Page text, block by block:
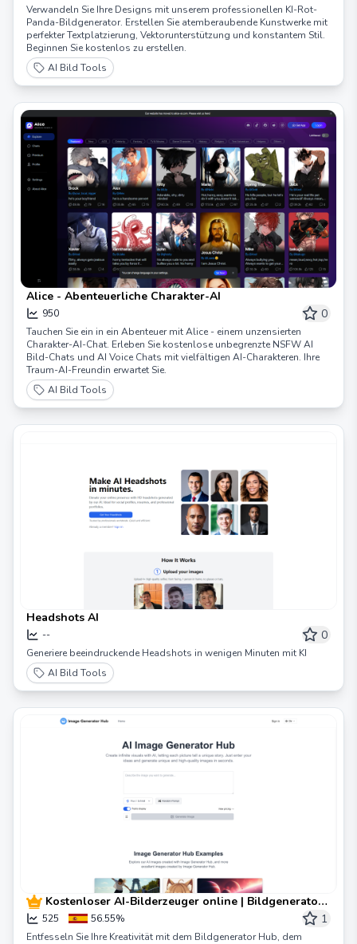
Verwandeln Sie Ihre Designs mit unserem professionellen KI-Rot-
Panda-Bildgenerator. Erstellen Sie atemberaubende Kunstwerke mit
perfekter Textplatzierung, Vektorunterstützung und konstantem Stil.
Beginnen Sie kostenlos zu erstellen.
AI Bild Tools
Alice - Abenteuerliche Charakter-AI
950 0
Tauchen Sie ein in ein Abenteuer mit Alice - einem unzensierten
Charakter-AI-Chat. Erleben Sie kostenlose unbegrenzte NSFW AI
Bild-Chats und AI Voice Chats mit vielfältigen AI-Charakteren. Ihre
Traum-AI-Freundin erwartet Sie.
AI Bild Tools
Headshots AI
-- 0
Generiere beeindruckende Headshots in wenigen Minuten mit KI
AI Bild Tools
Kostenloser AI-Bilderzeuger online | Bildgenerator
Hub
525 56.55% 1
Entfesseln Sie Ihre Kreativität mit dem Bildgenerator Hub, dem